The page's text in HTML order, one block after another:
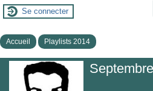
Se connecter
Accueil Playlists 2014